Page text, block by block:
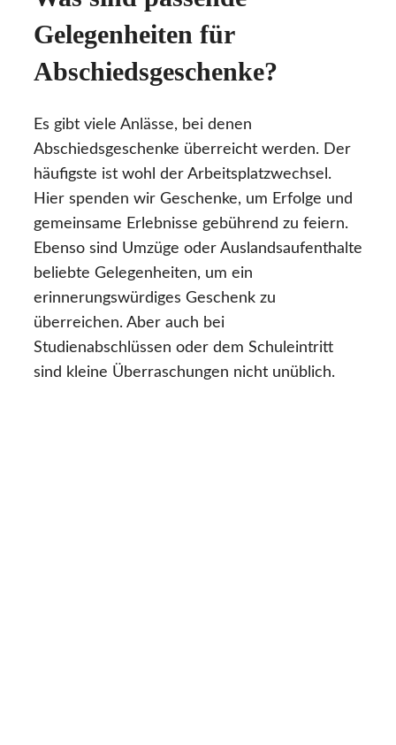
Gelegenheiten für
Abschiedsgeschenke?
Es gibt viele Anlässe, bei denen
Abschiedsgeschenke überreicht werden. Der
häufigste ist wohl der Arbeitsplatzwechsel.
Hier spenden wir Geschenke, um Erfolge und
gemeinsame Erlebnisse gebührend zu feiern.
Ebenso sind Umzüge oder Auslandsaufenthalte
beliebte Gelegenheiten, um ein
erinnerungswürdiges Geschenk zu
überreichen. Aber auch bei
Studienabschlüssen oder dem Schuleintritt
sind kleine Überraschungen nicht unüblich.